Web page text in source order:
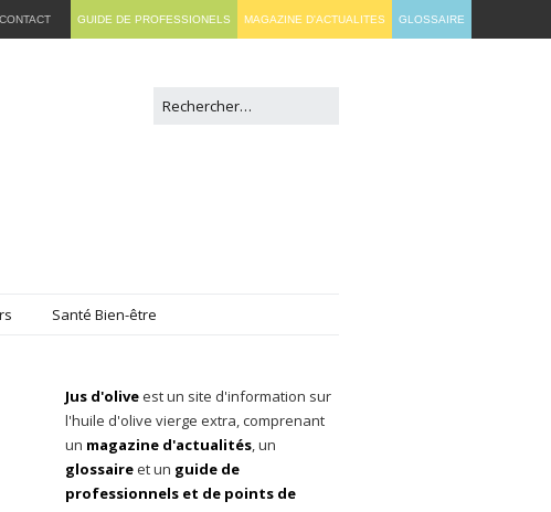
Santé Bien-être
Jus d'oliveest un site d'information sur
l'huile d'olive vierge extra, comprenant
un magazine d'actualités, un
glossaireet un guide de
professionnels et de points de
GUIDE DE PROFESSIONELS MAGAZINE D'ACTUALITES GLOSSAIRE
CONTACT